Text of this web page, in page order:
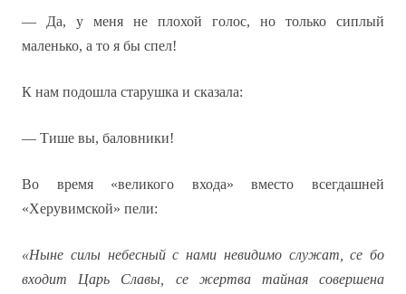
— Да, у меня не плохой голос, но только сиплый
маленько, а то я бы спел!
К нам подошла старушка и сказала:
— Тише вы, баловники!
Во время «великого входа» вместо всегдашней
«Херувимской» пели:
«Ныне силы небесный с нами невидимо служат, се бо
входит Царь Славы, се жертва тайная совершена